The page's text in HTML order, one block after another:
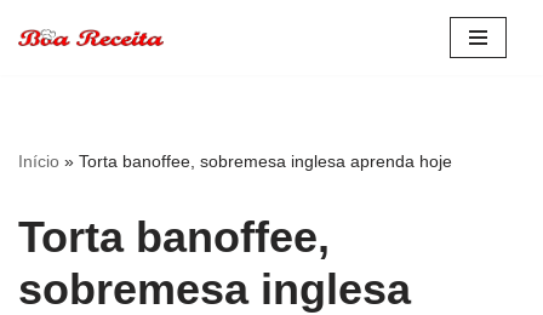
conteúdo
Início » Torta banoffee, sobremesa inglesa aprenda hoje
Torta banoffee,
sobremesa inglesa